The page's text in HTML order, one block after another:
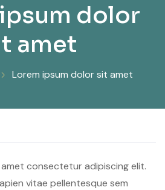
dolor
amet
Lorem ipsum dolor sit amet
consectetur adipiscing elit.
vitae pellentesque sem